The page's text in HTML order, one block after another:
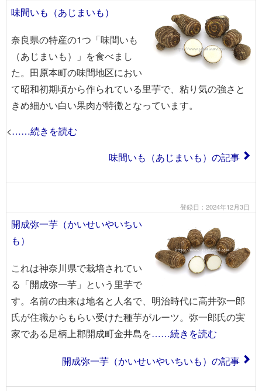
味間いも（あじまいも）
奈良県の特産の1つ「味間いも
（あじまいも）」を食べまし
た。田原本町の味間地区におい
て昭和初期頃から作られている里芋で、粘り気の強さと
きめ細かい白い果肉が特徴となっています。
<……続きを読む
味間いも（あじまいも）の記事
登録日：2024年12月3日
開成弥一芋（かいせいやいちい
も）
これは神奈川県で栽培されてい
る「開成弥一芋」という里芋で
す。名前の由来は地名と人名で、明治時代に高井弥一郎
氏が住職からもらい受けた種芋がルーツ。弥一郎氏の実
家である足柄上郡開成町金井島を……続きを読む
開成弥一芋（かいせいやいちいも）の記事